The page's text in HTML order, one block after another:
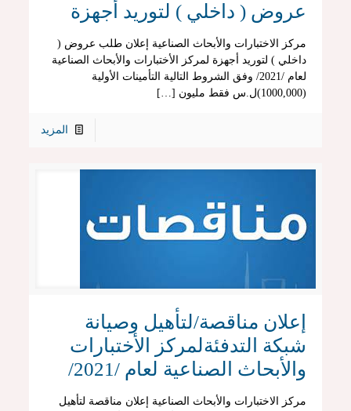
عروض ( داخلي ) لتوريد أجهزة
مركز الاختبارات والأبحاث الصناعية إعلان طلب عروض (
داخلي ) لتوريد أجهزة لمركز الأختبارات والأبحاث الصناعية
لعام /2021/ وفق الشروط التالية التأمينات الأولية
(1000,000)ل.س فقط مليون […]
المزيد
إعلان مناقصة/لتأهيل وصيانة
شبكة التدفئةلمركز الأختبارات
والأبحاث الصناعية لعام /2021/
مركز الاختبارات والأبحاث الصناعية إعلان مناقصة لتأهيل